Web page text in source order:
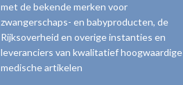
met de bekende merken voor
zwangerschaps- en babyproducten, de
Rijksoverheid en overige instanties en
leveranciers van kwalitatief hoogwaardige
medische artikelen